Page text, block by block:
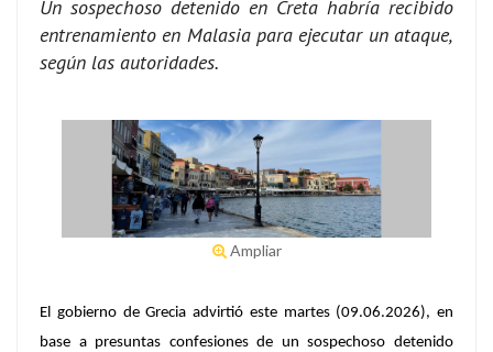
Un sospechoso detenido en Creta habría recibido
entrenamiento en Malasia para ejecutar un ataque,
según las autoridades.
Ampliar
El gobierno de Grecia advirtió este martes (09.06.2026), en
base a presuntas confesiones de un sospechoso detenido